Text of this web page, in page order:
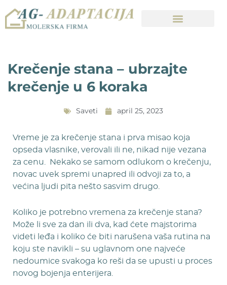
Krečenje stana – ubrzajte
krečenje u 6 koraka
Saveti april 25, 2023
Vreme je za krečenje stana i prva misao koja
opseda vlasnike, verovali ili ne, nikad nije vezana
za cenu. Nekako se samom odlukom o krečenju,
novac uvek spremi unapred ili odvoji za to, a
većina ljudi pita nešto sasvim drugo.
Koliko je potrebno vremena za krečenje stana?
Može li sve za dan ili dva, kad ćete majstorima
videti leđa i koliko će biti narušena vaša rutina na
koju ste navikli – su uglavnom one najveće
nedoumice svakoga ko reši da se upusti u proces
novog bojenja enterijera.